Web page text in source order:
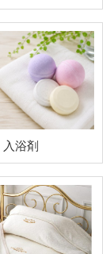
入浴剤